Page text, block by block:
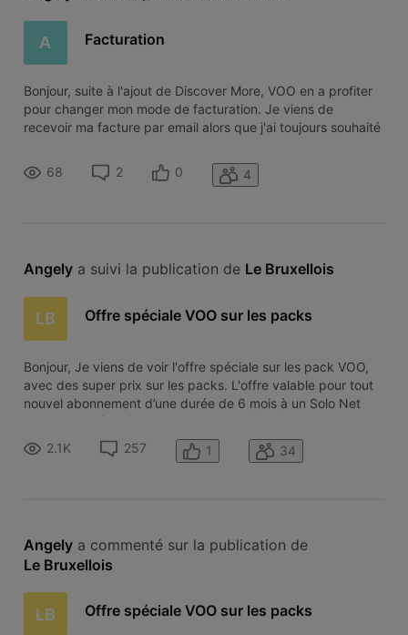
A Facturation
Bonjour, suite à l'ajout de Discover More, VOO en a profiter
pour changer mon mode de facturation. Je viens de
recevoir ma facture par email alors que j'ai toujours souhaité
plus disponible. Je voudrais qu'un "Officiel" s'occupe de
rétablir
68 2 0 4
Angely a suivi la publication de Le Bruxellois
LB Offre spéciale VOO sur les packs
Bonjour, Je viens de voir l'offre spéciale sur les pack VOO,
avec des super prix sur les packs. L'offre valable pour tout
nouvel abonnement d’une durée de 6 mois à un Solo Net
Super Relax (40€) Solo Net Giga Max (56€) Duo Net Super
Relax TV (52€) ... L'offre est-elle temporaire, pendant 6
mois? je n
2.1K 257 1 34
Angely a commenté sur la publication de
Le Bruxellois
LB Offre spéciale VOO sur les packs